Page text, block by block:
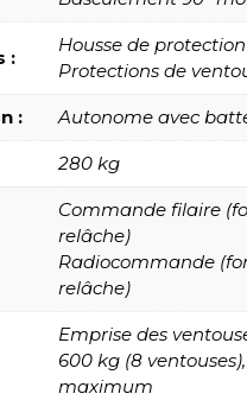
:
Housse de
Protections de
: Autonome avec
280 kg
Commande filaire
relâche)
Radiocommande
relâche)
Emprise des
600 kg (8
maximum